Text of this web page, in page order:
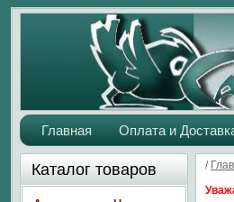
Главная Оплата и
/
Каталог товаров